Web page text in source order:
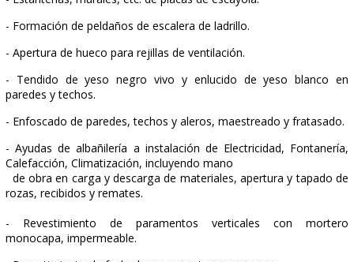
- Recibido y aplomado de
rejas metálicas, con mortero
de cemento y arena, apertura
y tapado de huecos para
garras.
aplomado de armazones para
puertas correderas
empotradas en tabique.
- Recibido de Bañeras y
- Colocación y recibido de